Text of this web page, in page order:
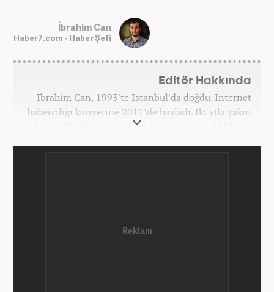
İbrahim Can
Haber7.com - Haber Şefi
Editör Hakkında
İbrahim Can, 1993'te İstanbul'da doğdu. İnternet
haberciliği kariyerine 2011’de başladı. İki yıla yakın
küçük ölçekli sitelerde çalıştıktan sonra, 2012'nin
Yeni Şafak'ta kültür sanat, eğitim ve siyaset alanları